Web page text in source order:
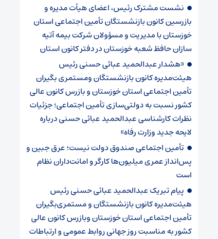
نشست مشترک رئیس، اعضای هیأت مدیره و
بازرسین کانون بازنشستگان تأمین اجتماعی استان
خوزستان با مدیریت و مسؤولان شرکت بیمه آتیه
سازان حافظ شعبه خوزستان در دفتر کانون استان
«هشدار عبدالحمید عبائی حسنی رئیس
هیئت‌مدیره کانون بازنشستگان ومستمری بگیران
تأمین اجتماعی استان خوزستان و بازرس کانون عالی
کشور نسبت به دولتی‌سازی تأمین اجتماعی؛ جزئیات
نظرات کارشناسی عبدالحمید عبائی حسنی درباره
لایحه جدید وزارت رفاه»
تأمین اجتماعی صندوق دولت نیست؛ عرق جبین و
پس‌انداز عمری میلیون‌ها کارگر و امانت‌داران نظام
است
پیام تبریک عبدالحمید عبائی حسنی رئیس
هیئت‌مدیره کانون بازنشستگان و مستمری‌بگیران
تأمین اجتماعی استان خوزستان وبازرس کانون عالی
کشور به مناسبت روز جهانی روابط عمومی و ارتباطات